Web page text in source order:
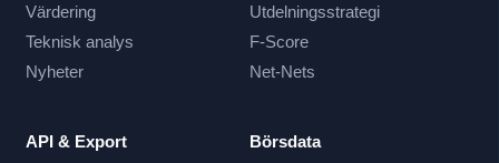
Värdering
Teknisk analys
Nyheter
Utdelningsstrategi
F-Score
Net-Nets
API & Export Börsdata